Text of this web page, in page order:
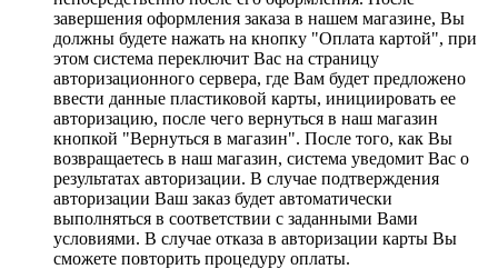
завершения оформления заказа в нашем магазине, Вы
должны будете нажать на кнопку "Оплата картой", при
этом система переключит Вас на страницу
авторизационного сервера, где Вам будет предложено
ввести данные пластиковой карты, инициировать ее
авторизацию, после чего вернуться в наш магазин
кнопкой "Вернуться в магазин". После того, как Вы
возвращаетесь в наш магазин, система уведомит Вас о
результатах авторизации. В случае подтверждения
авторизации Ваш заказ будет автоматически
выполняться в соответствии с заданными Вами
условиями. В случае отказа в авторизации карты Вы
сможете повторить процедуру оплаты.